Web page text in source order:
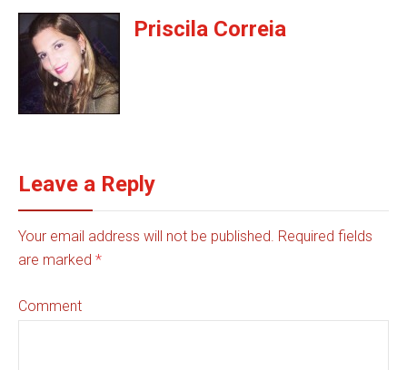
Priscila Correia
Leave a Reply
Your email address will not be published. Required fields
are marked *
Comment